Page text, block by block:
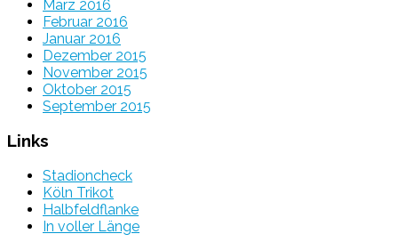
März 2016
Februar 2016
Januar 2016
Dezember 2015
November 2015
Oktober 2015
September 2015
Links
Stadioncheck
Köln Trikot
Halbfeldflanke
In voller Länge